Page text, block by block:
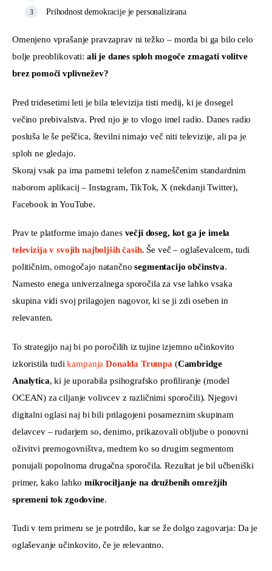
Prihodnost demokracije je personalizirana
Omenjeno vprašanje pravzaprav ni težko – morda bi ga bilo celo
bolje preoblikovati: ali je danes sploh mogoče zmagati volitve
brez pomoči vplivnežev?
Pred tridesetimi leti je bila televizija tisti medij, ki je dosegel
večino prebivalstva. Pred njo je to vlogo imel radio. Danes radio
posluša le še peščica, številni nimajo več niti televizije, ali pa je
sploh ne gledajo.
Skoraj vsak pa ima pametni telefon z nameščenim standardnim
naborom aplikacij – Instagram, TikTok, X (nekdanji Twitter),
Facebook in YouTube.
Prav te platforme imajo danes večji doseg, kot ga je imela
televizija v svojih najboljših časih. Še več – oglaševalcem, tudi
političnim, omogočajo natančno segmentacijo občinstva.
Namesto enega univerzalnega sporočila za vse lahko vsaka
skupina vidi svoj prilagojen nagovor, ki se ji zdi oseben in
relevanten.
To strategijo naj bi po poročilih iz tujine izjemno učinkovito
izkoristila tudi kampanja Donalda Trumpa (Cambridge
Analytica, ki je uporabila psihografsko profiliranje (model
OCEAN) za ciljanje volivcev z različnimi sporočili). Njegovi
digitalni oglasi naj bi bili prilagojeni posameznim skupinam
delavcev – rudarjem so, denimo, prikazovali obljube o ponovni
oživitvi premogovništva, medtem ko so drugim segmentom
ponujali popolnoma drugačna sporočila. Rezultat je bil učbeniški
primer, kako lahko mikrociljanje na družbenih omrežjih
spremeni tok zgodovine.
Tudi v tem primeru se je potrdilo, kar se že dolgo zagovarja: Da je
oglaševanje učinkovito, če je relevantno.